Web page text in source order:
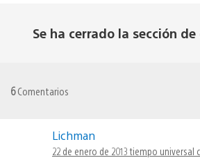
Se ha cerrado la sección
6Comentarios
Lichman
22 de enero de 2013 tiempo universal